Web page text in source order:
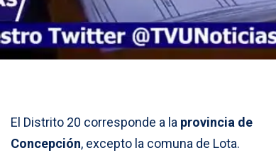
El Distrito 20 corresponde a la provincia de
Concepción, excepto la comuna de Lota.